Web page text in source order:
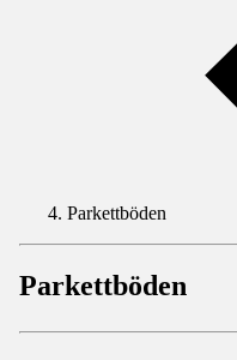
Parkettböden
Parkettböden